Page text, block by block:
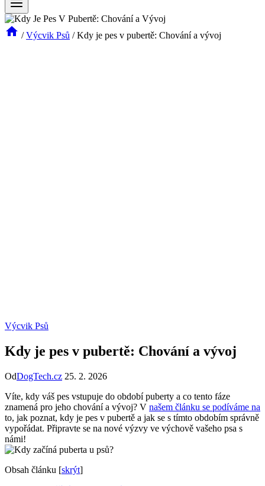
/ Výcvik Psů / Kdy je pes v pubertě: Chování a vývoj
Výcvik Psů
Kdy je pes v pubertě: Chování a vývoj
OdDogTech.cz 25. 2. 2026
Víte, kdy váš pes vstupuje do období puberty a co tento fáze
znamená pro jeho chování a vývoj? V našem článku se podíváme na
to, jak poznat, kdy je pes v pubertě a jak se s tímto obdobím správně
vypořádat. Připravte se na nové výzvy ve výchově vašeho psa s
námi!
Obsah článku [skrýt]